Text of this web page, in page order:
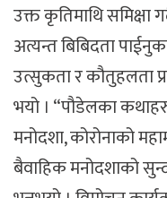
उक्त कृतिमाथि समिक्षा
अत्यन्त बिबिदता
उत्सुकता र कौतुहलता
भयो । “पौडेलका
मनोदशा, कोरोनाको
बैवाहिक मनोदशाको